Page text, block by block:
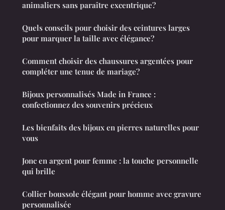
animaliers sans paraître excentrique?
Quels conseils pour choisir des ceintures larges
pour marquer la taille avec élégance?
Comment choisir des chaussures argentées pour
compléter une tenue de mariage?
Bijoux personnalisés Made in France :
confectionnez des souvenirs précieux
Les bienfaits des bijoux en pierres naturelles pour
vous
Jonc en argent pour femme : la touche personnelle
qui brille
Collier boussole élégant pour homme avec gravure
personnalisée